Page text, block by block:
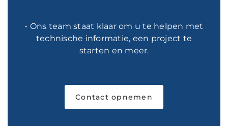
- Ons team staat klaar om u te helpen met
technische informatie, een project te
starten en meer.
Contact opnemen